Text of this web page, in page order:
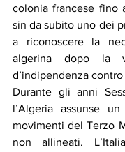
colonia francese fino
sin da subito uno dei
a riconoscere la
algerina dopo la
d’indipendenza contro
Durante gli anni
l’Algeria assunse
movimenti del Terzo
non allineati.